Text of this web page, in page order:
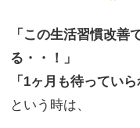
「この生活習慣改善
る・・！」
「1ヶ月も待ってい
という時は、